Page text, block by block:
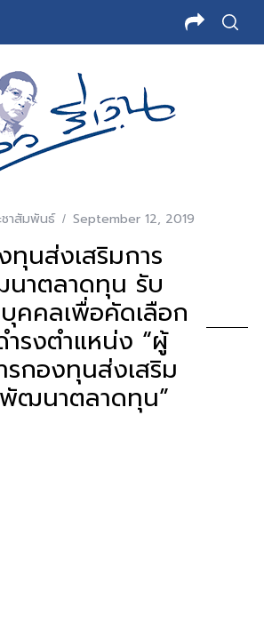
ชาสัมพันธ์ September 12, 2019
ทุนส่งเสริมการ
าตลาดทุน รับ
คคลเพื่อคัดเลือก
ำรงตำแหน่ง “ผู้
รกองทุนส่งเสริม
ฒนาตลาดทุน”